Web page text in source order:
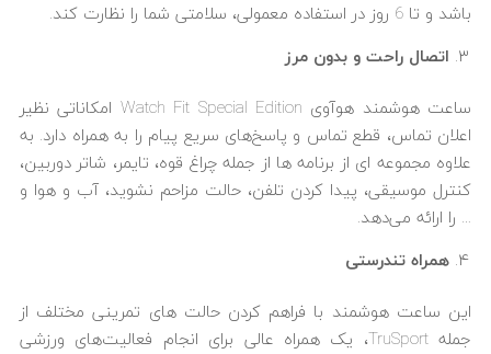
باشد و تا 6 روز در استفاده معمولی، سلامتی شما را نظارت کند.
اتصال راحت و بدون مرز
ساعت هوشمند هوآوی Watch Fit Special Edition امکاناتی نظیر
اعلان تماس، قطع تماس و پاسخ‌های سریع پیام را به همراه دارد. به
علاوه مجموعه ای از برنامه ها از جمله چراغ قوه، تایمر، شاتر دوربین،
کنترل موسیقی، پیدا کردن تلفن، حالت مزاحم نشوید، آب و هوا و
… را ارائه می‌دهد.
همراه تندرستی
این ساعت هوشمند با فراهم کردن حالت های تمرینی مختلف از
جمله TruSport، یک همراه عالی برای انجام فعالیت‌های ورزشی